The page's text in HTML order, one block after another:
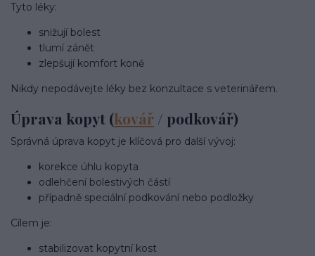
Tyto léky:
snižují bolest
tlumí zánět
zlepšují komfort koně
Nikdy nepodávejte léky bez konzultace s veterinářem.
Úprava kopyt (kovář / podkovář)
Správná úprava kopyt je klíčová pro další vývoj:
korekce úhlu kopyta
odlehčení bolestivých částí
případně speciální podkování nebo podložky
Cílem je:
stabilizovat kopytní kost